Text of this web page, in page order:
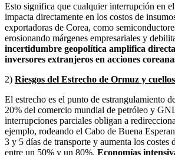
Esto significa que cualquier interrupción en el
impacta directamente en los costos de
exportadoras de Corea, como
erosionando márgenes empresariales y
incertidumbre geopolítica amplifica
inversores extranjeros en acciones
2) Riesgos del Estrecho de Ormuz y
El estrecho es el punto de estrangulamiento
20% del comercio mundial de petróleo y
interrupciones parciales obligan a
ejemplo, rodeando el Cabo de Buena
3 y 5 días de transporte y aumenta los costes
entre un 50% y un 80%. Economías